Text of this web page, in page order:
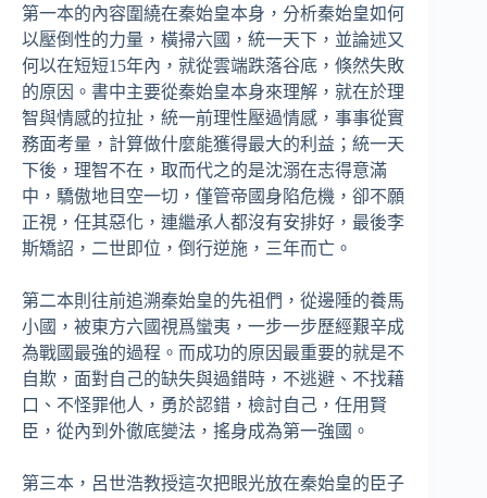
第一本的內容圍繞在秦始皇本身，分析秦始皇如何
以壓倒性的力量，橫掃六國，統一天下，並論述又
何以在短短15年內，就從雲端跌落谷底，倏然失敗
的原因。書中主要從秦始皇本身來理解，就在於理
智與情感的拉扯，統一前理性壓過情感，事事從實
務面考量，計算做什麼能獲得最大的利益；統一天
下後，理智不在，取而代之的是沈溺在志得意滿
中，驕傲地目空一切，僅管帝國身陷危機，卻不願
正視，任其惡化，連繼承人都沒有安排好，最後李
斯矯詔，二世即位，倒行逆施，三年而亡。
第二本則往前追溯秦始皇的先祖們，從邊陲的養馬
小國，被東方六國視爲蠻夷，一步一步歷經艱辛成
為戰國最強的過程。而成功的原因最重要的就是不
自欺，面對自己的缺失與過錯時，不逃避、不找藉
口、不怪罪他人，勇於認錯，檢討自己，任用賢
臣，從內到外徹底變法，搖身成為第一強國。
第三本，呂世浩教授這次把眼光放在秦始皇的臣子